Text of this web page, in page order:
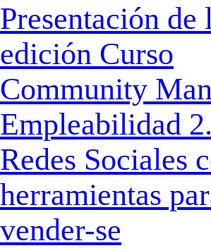
Presentación de
edición Curso
Community
Empleabilidad
Redes Sociales
herramientas
vender-se